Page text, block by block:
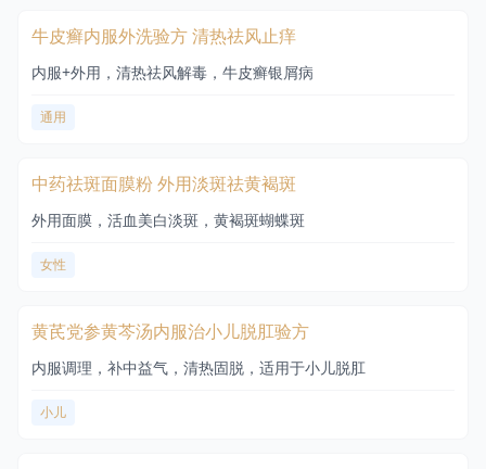
牛皮癣内服外洗验方 清热祛风止痒
内服+外用，清热祛风解毒，牛皮癣银屑病
通用
中药祛斑面膜粉 外用淡斑祛黄褐斑
外用面膜，活血美白淡斑，黄褐斑蝴蝶斑
女性
黄芪党参黄芩汤内服治小儿脱肛验方
内服调理，补中益气，清热固脱，适用于小儿脱肛
小儿